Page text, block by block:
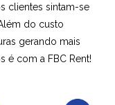
clientes sintam-se
do custo
gerando mais
é com a FBC Rent!